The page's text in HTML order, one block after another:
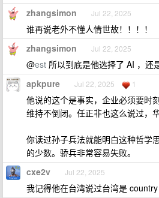
zhangsimon Jul 22, 2025
谁再说老外不懂人情世故！！！！
zhangsimon Jul 22, 2025
@est 所以到底是他选择了 AI ，还
apkpure Jul 22, 2025 1
他说的这个是事实，企业必须要时
维持不倒闭。任正非也这么说过，
你读过孙子兵法就能明白这种哲学
的少数。骄兵非常容易失败。
cxe2v Jul 22, 2025
我记得他在台湾说过台湾是